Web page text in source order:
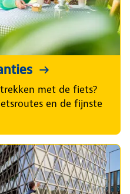
met de fiets?
en de fijnste